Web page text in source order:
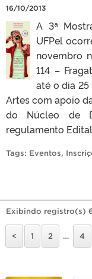
16/10/2013
A 3ª
UFPel
novembro
114 –
até o dia
Artes com apoio
do Núcleo de
regulamento
Tags: Eventos,
Exibindo registro(s)
< 1 2 … 4